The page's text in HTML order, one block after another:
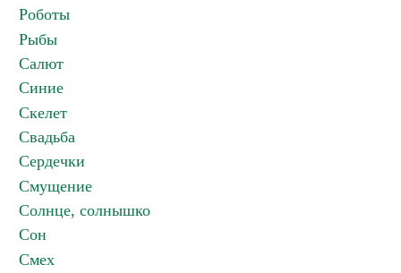
Роботы
Рыбы
Салют
Синие
Скелет
Свадьба
Сердечки
Смущение
Солнце, солнышко
Сон
Смех